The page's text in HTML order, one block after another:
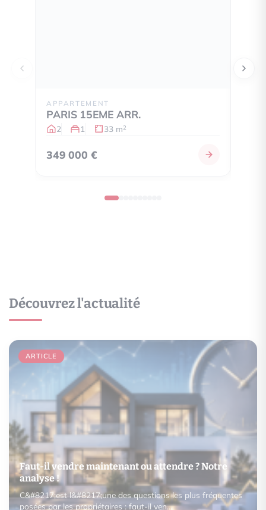
APPARTEMENT
PARIS 15EME ARR.
2 1 33 m2
349 000 €
Découvrez l'actualité
ARTICLE
Faut-il vendre maintenant ou attendre ? Notre
analyse !
C&#8217;est l&#8217;une des questions les plus fréquentes
posées par les propriétaires : faut-il ven…